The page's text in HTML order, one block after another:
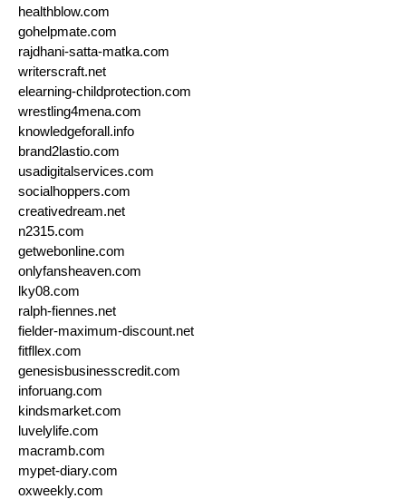
healthblow.com
gohelpmate.com
rajdhani-satta-matka.com
writerscraft.net
elearning-childprotection.com
wrestling4mena.com
knowledgeforall.info
brand2lastio.com
usadigitalservices.com
socialhoppers.com
creativedream.net
n2315.com
getwebonline.com
onlyfansheaven.com
lky08.com
ralph-fiennes.net
fielder-maximum-discount.net
fitfllex.com
genesisbusinesscredit.com
inforuang.com
kindsmarket.com
luvelylife.com
macramb.com
mypet-diary.com
oxweekly.com